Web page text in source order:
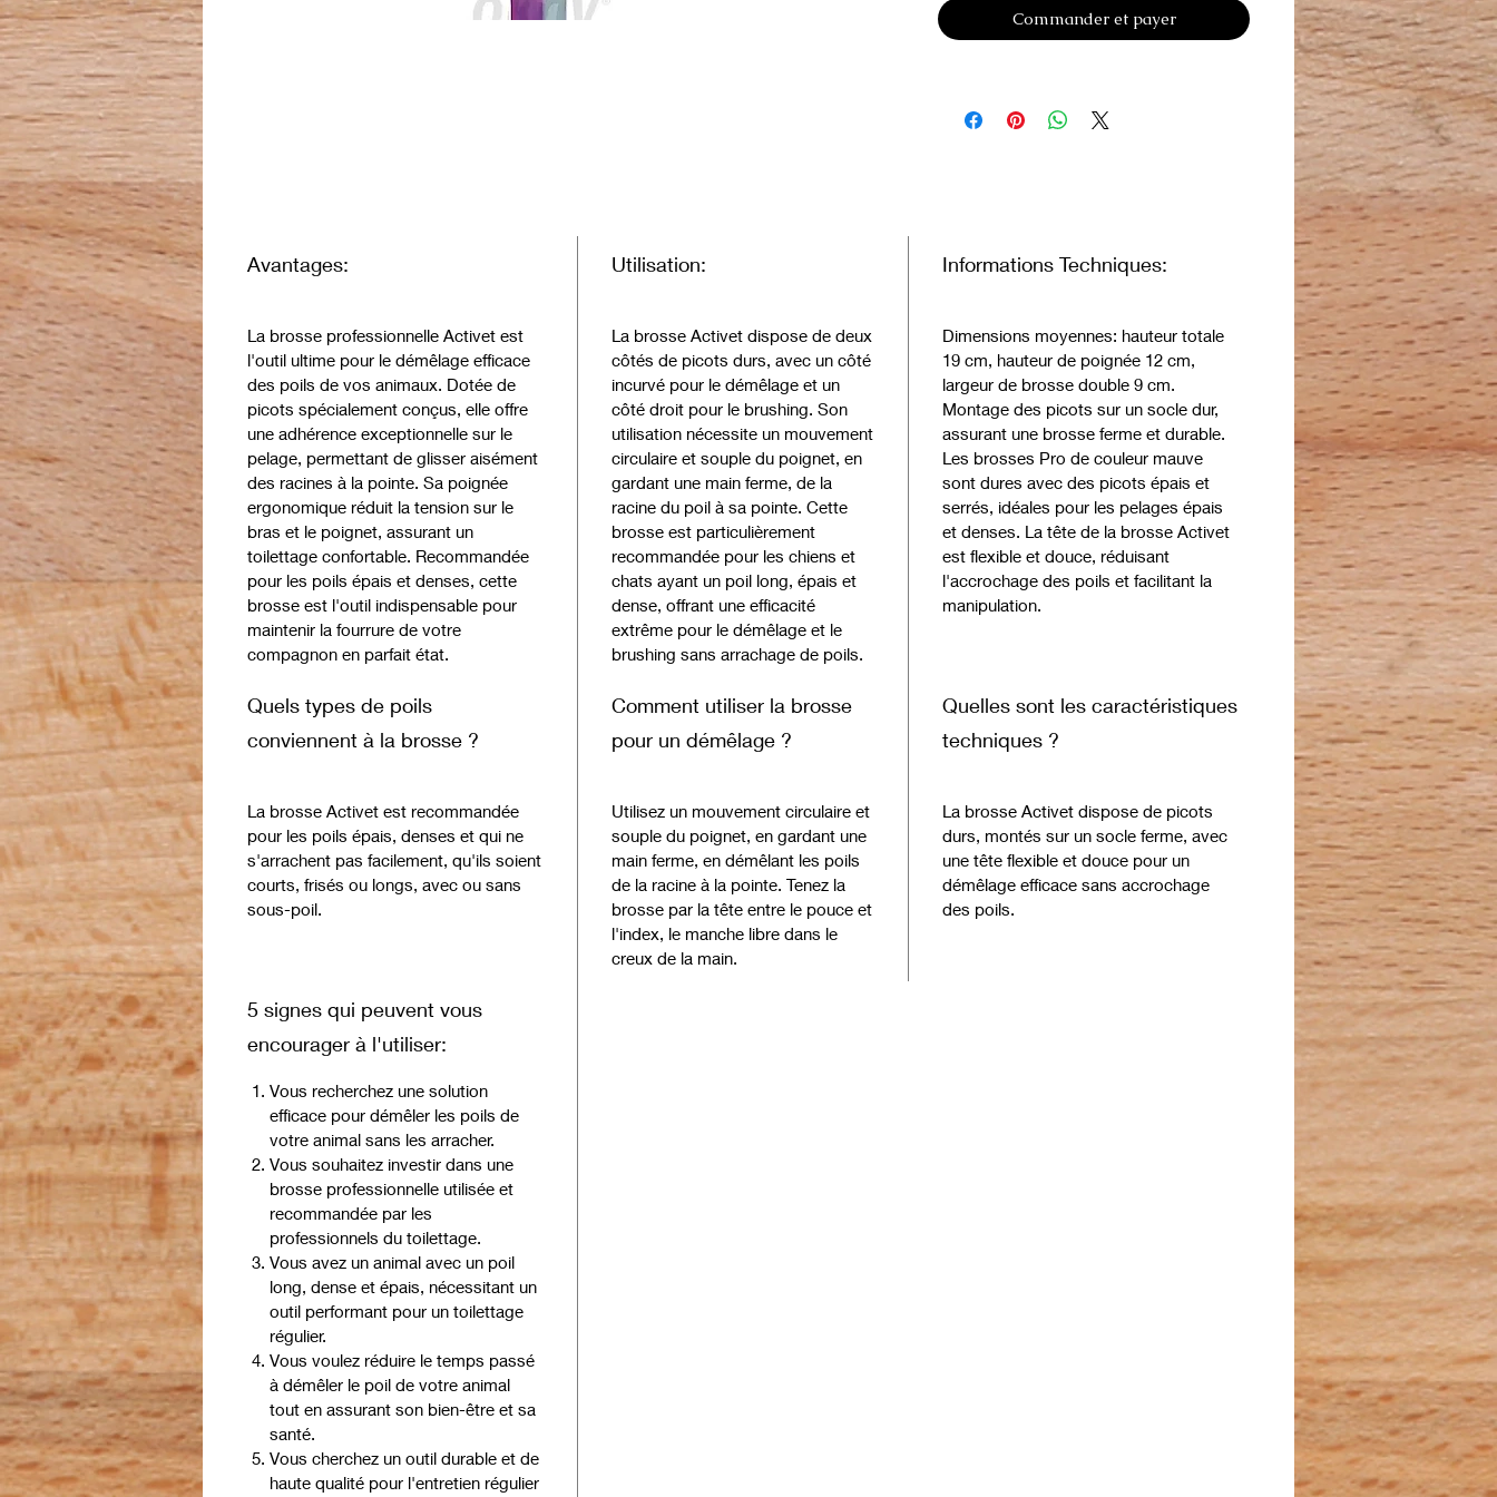
Ils fonctionnent plusieurs fois plus vite
que tous les autres pinceaux et ont une
investissement.
Les variantes professionnelles peuvent
ActiVet Coat Grabber Silver
• Le délaineur de la marque Activet.
La brosse décapante adaptée à tous les
types de poils.
Ils fonctionnent plusieurs fois plus vite
que tous les autres pinceaux et ont une
très longue durée de vie.
Cela leur vaut largement leur
investissement.
Les brosses ont des broches arrondies
en acier inoxydable afin qu'elles ne soient
Les variantes professionnelles peuvent
toutes être utilisées des deux côtés.
Commander et payer
Avantages:
La brosse professionnelle Activet est
l'outil ultime pour le démêlage efficace
des poils de vos animaux. Dotée de
picots spécialement conçus, elle offre
une adhérence exceptionnelle sur le
pelage, permettant de glisser aisément
des racines à la pointe. Sa poignée
ergonomique réduit la tension sur le
bras et le poignet, assurant un
toilettage confortable. Recommandée
pour les poils épais et denses, cette
brosse est l'outil indispensable pour
maintenir la fourrure de votre
compagnon en parfait état.
Utilisation:
La brosse Activet dispose de deux
côtés de picots durs, avec un côté
incurvé pour le démêlage et un
côté droit pour le brushing. Son
utilisation nécessite un mouvement
circulaire et souple du poignet, en
gardant une main ferme, de la
racine du poil à sa pointe. Cette
brosse est particulièrement
recommandée pour les chiens et
chats ayant un poil long, épais et
dense, offrant une efficacité
extrême pour le démêlage et le
brushing sans arrachage de poils.
Informations Techniques:
Dimensions moyennes: hauteur totale
19 cm, hauteur de poignée 12 cm,
largeur de brosse double 9 cm.
Montage des picots sur un socle dur,
assurant une brosse ferme et durable.
Les brosses Pro de couleur mauve
sont dures avec des picots épais et
serrés, idéales pour les pelages épais
et denses. La tête de la brosse Activet
est flexible et douce, réduisant
l'accrochage des poils et facilitant la
manipulation.
Quels types de poils
conviennent à la brosse ?
La brosse Activet est recommandée
pour les poils épais, denses et qui ne
s'arrachent pas facilement, qu'ils soient
courts, frisés ou longs, avec ou sans
sous-poil.
Comment utiliser la brosse
pour un démêlage ?
Utilisez un mouvement circulaire et
souple du poignet, en gardant une
main ferme, en démêlant les poils
de la racine à la pointe. Tenez la
brosse par la tête entre le pouce et
l'index, le manche libre dans le
creux de la main.
Quelles sont les caractéristiques
techniques ?
La brosse Activet dispose de picots
durs, montés sur un socle ferme, avec
une tête flexible et douce pour un
démêlage efficace sans accrochage
des poils.
5 signes qui peuvent vous
encourager à l'utiliser:
Vous recherchez une solution
efficace pour démêler les poils de
votre animal sans les arracher.
Vous souhaitez investir dans une
brosse professionnelle utilisée et
recommandée par les
professionnels du toilettage.
Vous avez un animal avec un poil
long, dense et épais, nécessitant un
outil performant pour un toilettage
régulier.
Vous voulez réduire le temps passé
à démêler le poil de votre animal
tout en assurant son bien-être et sa
santé.
Vous cherchez un outil durable et de
haute qualité pour l'entretien régulier